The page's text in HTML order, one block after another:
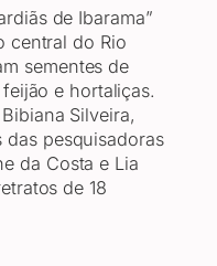
de Ibarama”
central do Rio
sementes de
e hortaliças.
Silveira,
pesquisadoras
da Costa e Lia
de 18